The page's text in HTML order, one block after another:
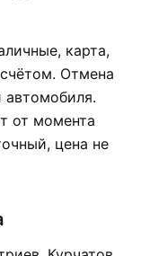
карта,
Отмена
от момента
цена не